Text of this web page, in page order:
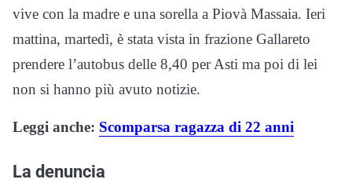
vive con la madre e una sorella a Piovà Massaia. Ieri
mattina, martedì, è stata vista in frazione Gallareto
prendere l’autobus delle 8,40 per Asti ma poi di lei
non si hanno più avuto notizie.
Leggi anche: Scomparsa ragazza di 22 anni
La denuncia